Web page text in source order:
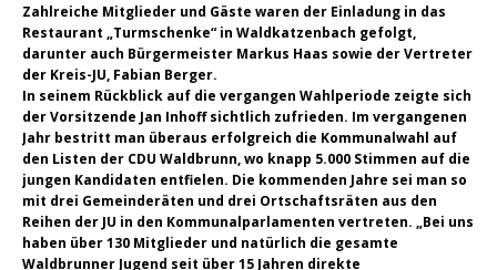
Zahlreiche Mitglieder und Gäste waren der Einladung in das
Restaurant „Turmschenke“ in Waldkatzenbach gefolgt,
darunter auch Bürgermeister Markus Haas sowie der Vertreter
der Kreis-JU, Fabian Berger.
In seinem Rückblick auf die vergangen Wahlperiode zeigte sich
der Vorsitzende Jan Inhoff sichtlich zufrieden. Im vergangenen
Jahr bestritt man überaus erfolgreich die Kommunalwahl auf
den Listen der CDU Waldbrunn, wo knapp 5.000 Stimmen auf die
jungen Kandidaten entfielen. Die kommenden Jahre sei man so
mit drei Gemeinderäten und drei Ortschaftsräten aus den
Reihen der JU in den Kommunalparlamenten vertreten. „Bei uns
haben über 130 Mitglieder und natürlich die gesamte
Waldbrunner Jugend seit über 15 Jahren direkte